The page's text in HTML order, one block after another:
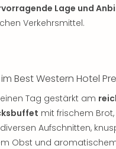
Lage und
Verkehrsmittel.
Best Western Hotel
Tag gestärkt am
mit frischem
Aufschnitten,
Obst und